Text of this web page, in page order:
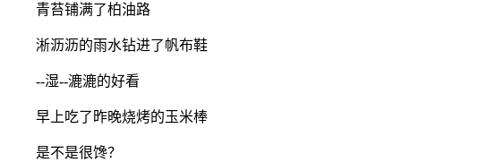
青苔铺满了柏油路
淅沥沥的雨水钻进了帆布鞋
--湿--漉漉的好看
早上吃了昨晚烧烤的玉米棒
是不是很馋？